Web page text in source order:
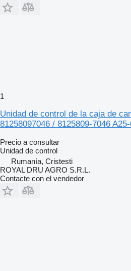
1
Unidad de control de la caja de
81258097046 / 8125809-7046
Precio a consultar
Unidad de control
Rumanía, Cristesti
ROYAL DRU AGRO S.R.L.
Contacte con el vendedor